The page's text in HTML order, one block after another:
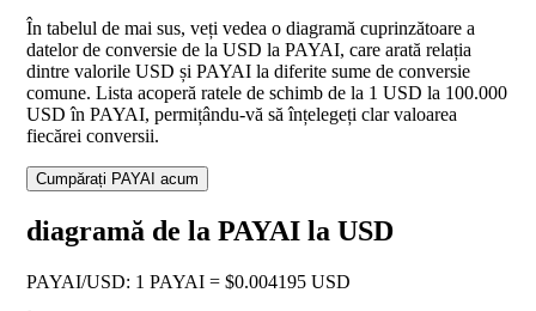
În tabelul de mai sus, veți vedea o diagramă cuprinzătoare a
datelor de conversie de la USD la PAYAI, care arată relația
dintre valorile USD și PAYAI la diferite sume de conversie
comune. Lista acoperă ratele de schimb de la 1 USD la 100.000
USD în PAYAI, permițându-vă să înțelegeți clar valoarea
fiecărei conversii.
Cumpărați PAYAI acum
diagramă de la PAYAI la USD
PAYAI/USD: 1 PAYAI = $0.004195 USD